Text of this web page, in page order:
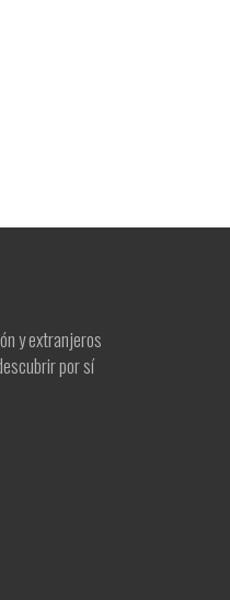
y extranjeros
por sí